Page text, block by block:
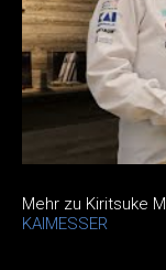
Mehr zu Kiritsuke
KAIMESSER